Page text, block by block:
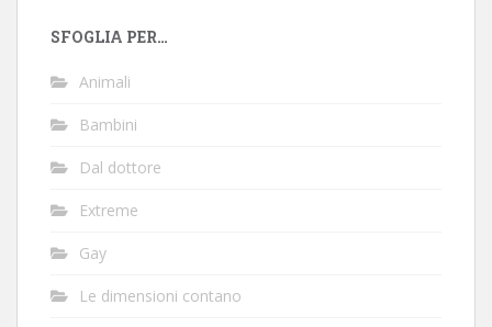
SFOGLIA PER…
Animali
Bambini
Dal dottore
Extreme
Gay
Le dimensioni contano